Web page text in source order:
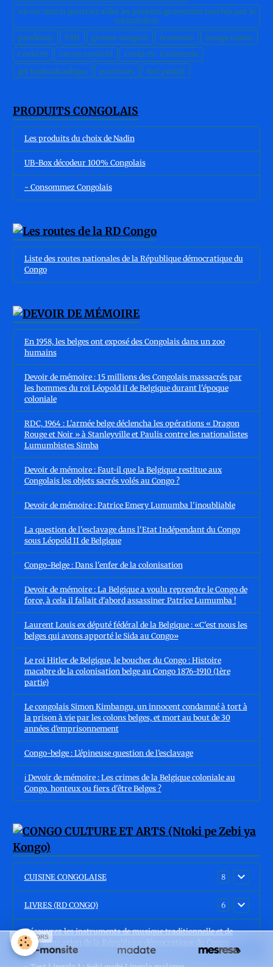
un ver marin pourrait aider les patients gravement touchés par le
coronavirus
pandémie
FMI groupe sanguin économie
lavage mains
Covid-19
vaccin covid-19
Covid-19 : L'arénicole
gel hydroalcoolique
provinces test positif
PRODUITS CONGOLAIS
Les produits du choix de Nadin
UB-Box décodeur 100% Congolais
- Consommez Congolais
Liste des routes nationales de la République démocratique du
Congo
En 1958, les belges ont exposé des Congolais dans un zoo
humains
Devoir de mémoire : 15 millions des Congolais massacrés par
les hommes du roi Léopold iI de Belgique durant l'époque
coloniale
RDC, 1964 : L'armée belge déclencha les opérations « Dragon
Rouge et Noir » à Stanleyville et Paulis contre les nationalistes
Lumumbistes Simba
Devoir de mémoire : Faut-il que la Belgique restitue aux
Congolais les objets sacrés volés au Congo ?
Devoir de mémoire : Patrice Emery Lumumba l'inoubliable
La question de l'esclavage dans l'Etat Indépendant du Congo
sous Léopold II de Belgique
Congo-Belge : Dans l'enfer de la colonisation
Devoir de mémoire : La Belgique a voulu reprendre le Congo de
force, à cela il fallait d'abord assassiner Patrice Lumumba !
Laurent Louis ex député fédéral de la Belgique : «C'est nous les
belges qui avons apporté le Sida au Congo»
Le roi Hitler de Belgique, le boucher du Congo : Histoire
macabre de la colonisation belge au Congo 1876-1910 (1ère
partie)
Le congolais Simon Kimbangu, un innocent condamné à tort à
la prison à vie par les colons belges, et mort au bout de 30
années d’emprisonnement
Congo-belge : L’épineuse question de l’esclavage
ℹ️ Devoir de mémoire : Les crimes de la Belgique coloniale au
Congo. honteux ou fiers d'être Belges ?
CUISINE CONGOLAISE 8
LIVRES (RD CONGO) 6
Découvrez les instruments de musique traditionnelle et de
communication de la République démocratique du Congo
SPONSORS